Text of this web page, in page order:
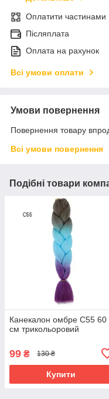
Оплатити частинами
Післяплата
Оплата на рахунок
Всі умови оплати
Умови повернення
Повернення товару
Всі умови повернення
Подібні товари
Канекалон омбре C55 60
см трикольоровий
99 ₴ 130 ₴
Купити